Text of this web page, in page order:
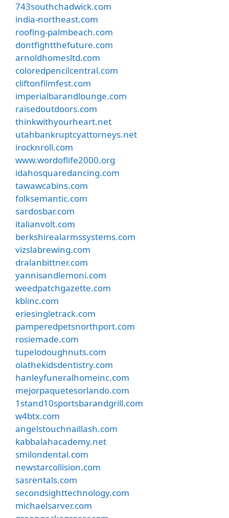
743southchadwick.com
india-northeast.com
roofing-palmbeach.com
dontfightthefuture.com
arnoldhomesltd.com
coloredpencilcentral.com
cliftonfilmfest.com
imperialbarandlounge.com
raisedoutdoors.com
thinkwithyourheart.net
utahbankruptcyattorneys.net
irocknroll.com
www.wordoflife2000.org
idahosquaredancing.com
tawawcabins.com
folksemantic.com
sardosbar.com
italianvolt.com
berkshirealarmssystems.com
vizslabrewing.com
dralanbittner.com
yannisandlemoni.com
weedpatchgazette.com
kblinc.com
eriesingletrack.com
pamperedpetsnorthport.com
rosiemade.com
tupelodoughnuts.com
olathekidsdentistry.com
hanleyfuneralhomeinc.com
mejorpaquetesorlando.com
1stand10sportsbarandgrill.com
w4btx.com
angelstouchnaillash.com
kabbalahacademy.net
smilondental.com
newstarcollision.com
sasrentals.com
secondsighttechnology.com
michaelsarver.com